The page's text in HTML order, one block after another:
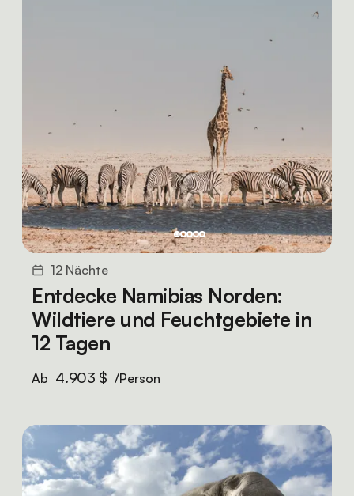
12 Nächte
Entdecke Namibias Norden:
Wildtiere und Feuchtgebiete in
12 Tagen
Ab 4.903 $ /Person